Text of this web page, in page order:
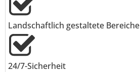
Landschaftlich gestaltete Bereiche
24/7-Sicherheit